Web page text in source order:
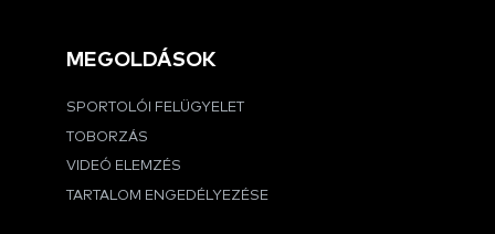
MEGOLDÁSOK
SPORTOLÓI FELÜGYELET
TOBORZÁS
VIDEÓ ELEMZÉS
TARTALOM ENGEDÉLYEZÉSE